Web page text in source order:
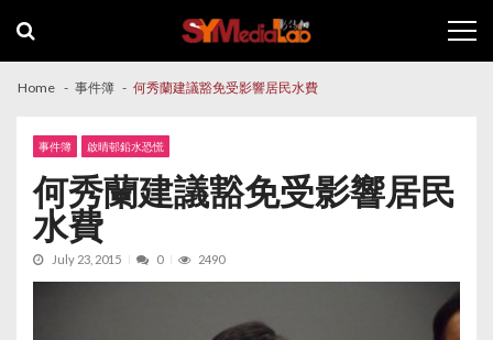
navigation
content
Home 事件簿 何秀蘭建議豁免受影響居民水費
事件簿 啟晴邨鉛水恐慌
何秀蘭建議豁免受影響居民
水費
July 23, 2015 0 2490